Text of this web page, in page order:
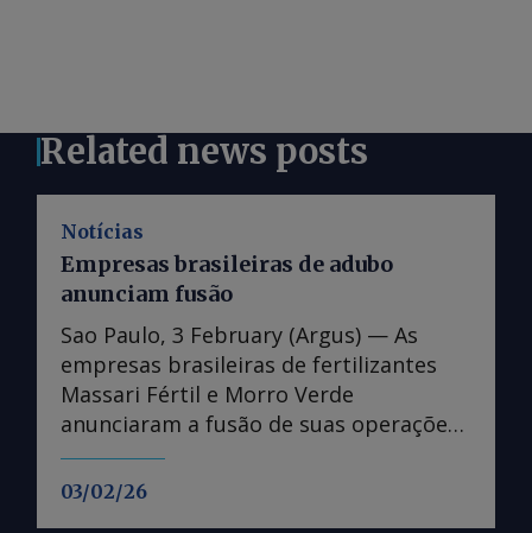
Related news posts
Notícias
03/02/26
Empresas brasileiras de adubo
anunciam fusão
Sao Paulo, 3 February (Argus) — As
empresas brasileiras de fertilizantes
Massari Fértil e Morro Verde
anunciaram a fusão de suas operações
em 30 de janeiro. A fusão ocorrerá por
meio de uma troca de ações entre as